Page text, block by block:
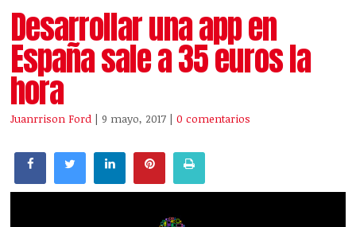
Desarrollar una app en
España sale a 35 euros la
hora
Juanrrison Ford | 9 mayo, 2017 |0 comentarios